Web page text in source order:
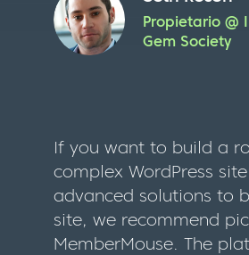
Propietario @
Gem Society
If you want to build a
complex WordPress
advanced solutions to
site, we recommend
MemberMouse. The